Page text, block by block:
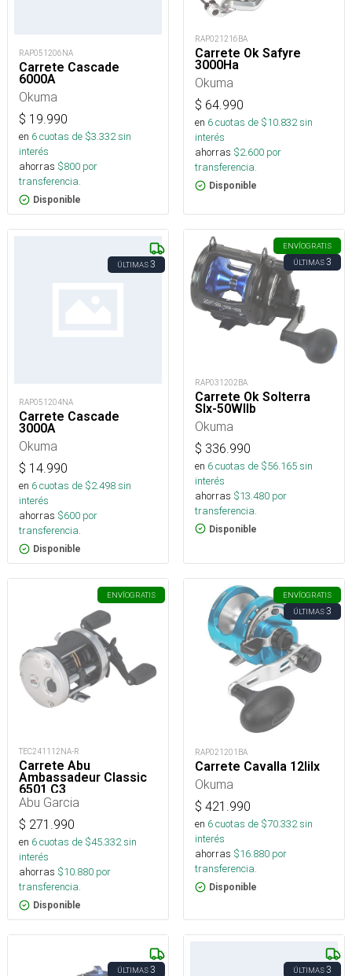
RAP051206NA
Carrete Cascade
6000A
Okuma
$ 19.990
en 6cuotas de $3.332sin
interés
ahorras $800 por
transferencia.
Disponible
RAP021216BA
Carrete Ok Safyre
3000Ha
Okuma
$ 64.990
en 6cuotas de $10.832sin
interés
ahorras $2.600 por
transferencia.
Disponible
ÚLTIMAS3
RAP051204NA
Carrete Cascade
3000A
Okuma
$ 14.990
en 6cuotas de $2.498sin
interés
ahorras $600 por
transferencia.
Disponible
ENVÍOGRATIS
ÚLTIMAS3
RAP031202BA
Carrete Ok Solterra
Slx-50WIIb
Okuma
$ 336.990
en 6cuotas de $56.165sin
interés
ahorras $13.480 por
transferencia.
Disponible
ENVÍOGRATIS
TEC241112NA-R
Carrete Abu
Ambassadeur Classic
6501 C3
Abu Garcia
$ 271.990
en 6cuotas de $45.332sin
interés
ahorras $10.880 por
transferencia.
Disponible
ENVÍOGRATIS
ÚLTIMAS3
RAP021201BA
Carrete Cavalla 12Iilx
Okuma
$ 421.990
en 6cuotas de $70.332sin
interés
ahorras $16.880 por
transferencia.
Disponible
ÚLTIMAS3 ÚLTIMAS3